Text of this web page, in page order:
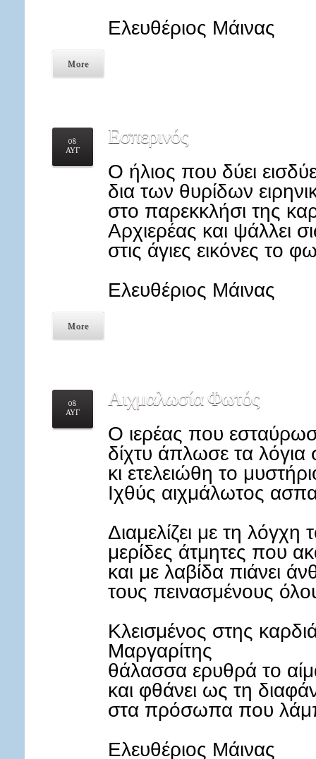
Ελευθέριος Μάινας
More
08
ΑΥΓ
Εσπερινός
Ο ήλιος που δύει
δια των θυρίδων
στο παρεκκλήσι της
Αρχιερέας και ψάλλει
στις άγιες εικόνες το
Ελευθέριος Μάινας
More
08
ΑΥΓ
ΑιχμαλωσίαΦωτός
Ο ιερέας που
δίχτυ άπλωσε τα λόγια
κι ετελειώθη το
Ιχθύς αιχμάλωτος
Διαμελίζει με τη
μερίδες άτμητες που
και με λαβίδα πιάνει
τους πεινασμένους
Κλεισμένος στης
Μαργαρίτης
θάλασσα ερυθρά το
και φθάνει ως τη
στα πρόσωπα που
Ελευθέριος Μάινας